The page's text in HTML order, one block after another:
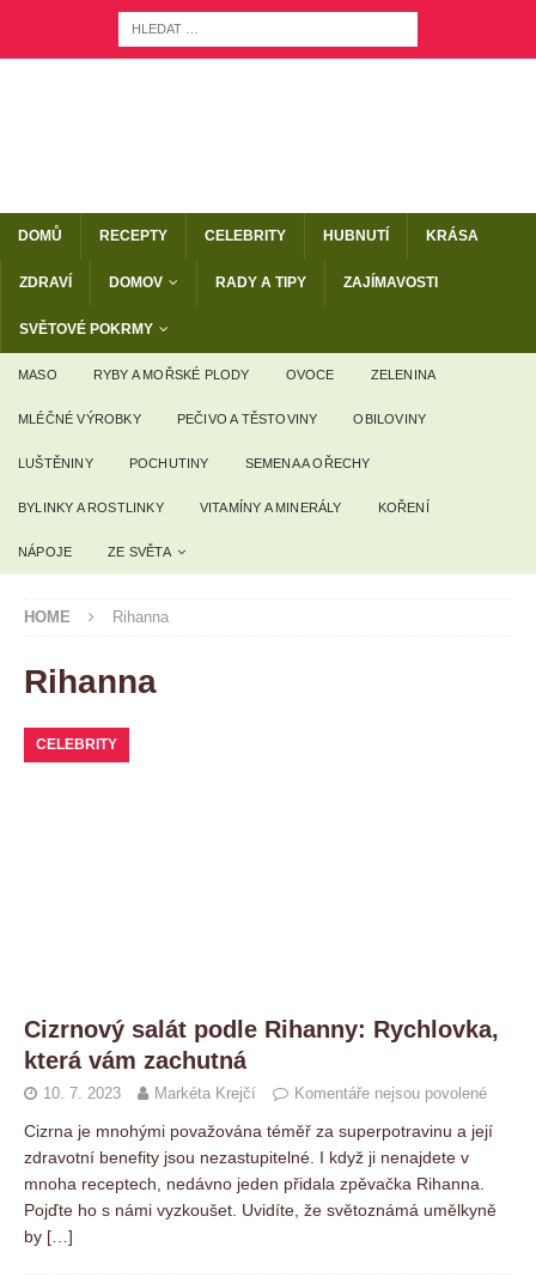
DOMŮ RECEPTY CELEBRITY HUBNUTÍ KRÁSA
ZDRAVÍ DOMOV RADY A TIPY ZAJÍMAVOSTI
SVĚTOVÉ POKRMY
MASO RYBY A MOŘSKÉ PLODY OVOCE ZELENINA
MLÉČNÉ VÝROBKY PEČIVO A TĚSTOVINY OBILOVINY
LUŠTĚNINY POCHUTINY SEMENA A OŘECHY
BYLINKY A ROSTLINKY VITAMÍNY A MINERÁLY KOŘENÍ
NÁPOJE ZE SVĚTA
HOME Rihanna
Rihanna
CELEBRITY
Cizrnový salát podle Rihanny: Rychlovka,
která vám zachutná
10. 7. 2023 Markéta Krejčí Komentáře nejsou povolené
Cizrna je mnohými považována téměř za superpotravinu a její
zdravotní benefity jsou nezastupitelné. I když ji nenajdete v
mnoha receptech, nedávno jeden přidala zpěvačka Rihanna.
Pojďte ho s námi vyzkoušet. Uvidíte, že světoznámá umělkyně
by […]